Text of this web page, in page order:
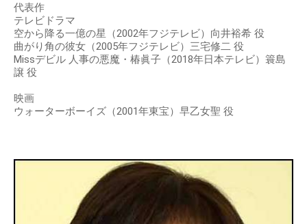
代表作
テレビドラマ
空から降る一億の星（2002年フジテレビ）向井裕希 役
曲がり角の彼女（2005年フジテレビ）三宅修二 役
Missデビル 人事の悪魔・椿眞子（2018年日本テレビ）簑島
譲 役
映画
ウォーターボーイズ（2001年東宝）早乙女聖 役